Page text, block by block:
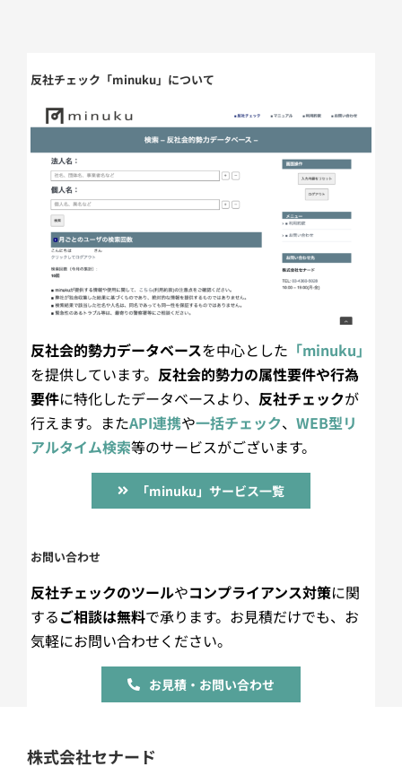
反社チェック「minuku」について
反社会的勢力データベースを中心とした 「minuku」
を提供しています。 反社会的勢力の属性要件や行為
要件に特化したデータベースより、 反社チェックが
行えます。またAPI連携や一括チェック、WEB型リ
アルタイム検索等のサービスがございます。
「minuku」サービス一覧
お問い合わせ
反社チェックのツールやコンプライアンス対策に関
するご相談は無料で承ります。お見積だけでも、お
気軽にお問い合わせください。
お見積・お問い合わせ
株式会社セナード